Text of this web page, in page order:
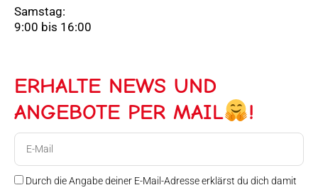
Samstag:
9:00 bis 16:00
ERHALTE NEWS UND
ANGEBOTE PER MAIL
!
Durch die Angabe deiner E-Mail-Adresse erklärst du dich damit